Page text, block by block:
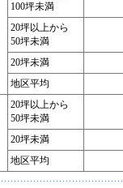
100坪未満
20坪以上から
50坪未満
20坪未満
地区平均
20坪以上から
50坪未満
20坪未満
地区平均